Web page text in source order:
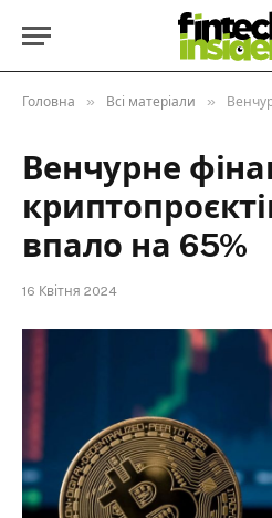
Головна » Всі матеріали » Венчурне
Венчурне
впало на 65%
16 Квітня 2024